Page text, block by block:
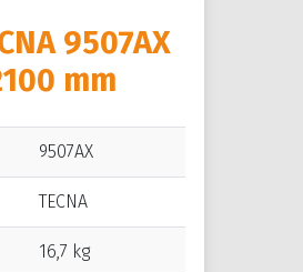
9507AX
mm
9507AX
TECNA
16,7 kg